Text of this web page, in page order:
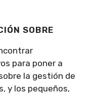
SOBRE
para poner a
la gestión de
y los pequeños,